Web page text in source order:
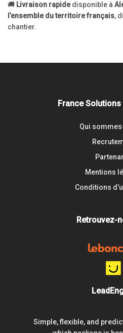
🚚 Livraison rapidedisponible à
l’ensemble du territoire français,
chantier.
France
Qui
Mentions
Conditions
Retrouvez-
Simple, flexible, and